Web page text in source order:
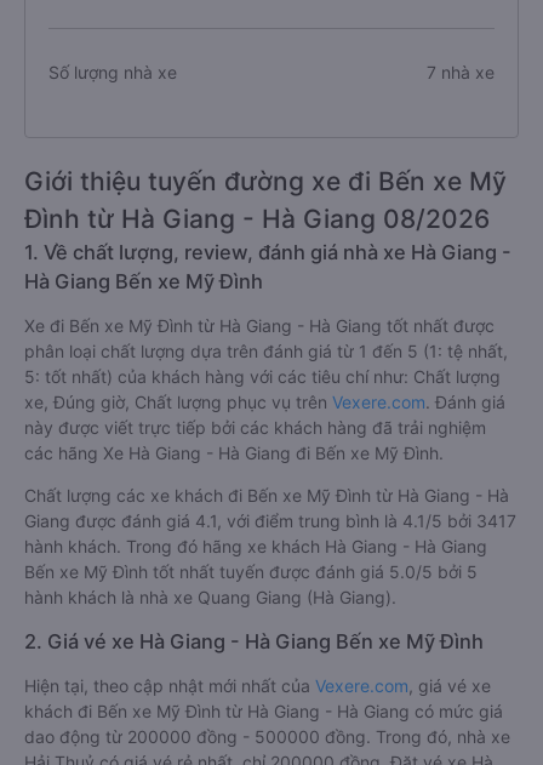
Số lượng nhà xe 7 nhà xe
Giới thiệu tuyến đường xe đi Bến xe Mỹ
Đình từ Hà Giang - Hà Giang 08/2026
1. Về chất lượng, review, đánh giá nhà xe Hà Giang -
Hà Giang Bến xe Mỹ Đình
Xe đi Bến xe Mỹ Đình từ Hà Giang - Hà Giang tốt nhất được
phân loại chất lượng dựa trên đánh giá từ 1 đến 5 (1: tệ nhất,
5: tốt nhất) của khách hàng với các tiêu chí như: Chất lượng
xe, Đúng giờ, Chất lượng phục vụ trên Vexere.com. Đánh giá
này được viết trực tiếp bởi các khách hàng đã trải nghiệm
các hãng Xe Hà Giang - Hà Giang đi Bến xe Mỹ Đình.
Chất lượng các xe khách đi Bến xe Mỹ Đình từ Hà Giang - Hà
Giang được đánh giá 4.1, với điểm trung bình là 4.1/5 bởi 3417
hành khách. Trong đó hãng xe khách Hà Giang - Hà Giang
Bến xe Mỹ Đình tốt nhất tuyến được đánh giá 5.0/5 bởi 5
hành khách là nhà xe Quang Giang (Hà Giang).
2. Giá vé xe Hà Giang - Hà Giang Bến xe Mỹ Đình
Hiện tại, theo cập nhật mới nhất của Vexere.com , giá vé xe
khách đi Bến xe Mỹ Đình từ Hà Giang - Hà Giang có mức giá
dao động từ 200000 đồng - 500000 đồng. Trong đó, nhà xe